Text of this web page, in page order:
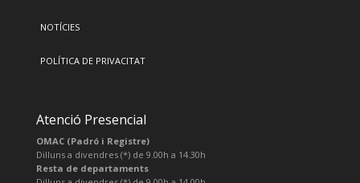
NOTÍCIES
POLÍTICA DE PRIVACITAT
Atenció Presencial
OMAC (Padró i Registre)
Dilluns a divendres (*) de 9.00h a 14.30h
Resta de departaments